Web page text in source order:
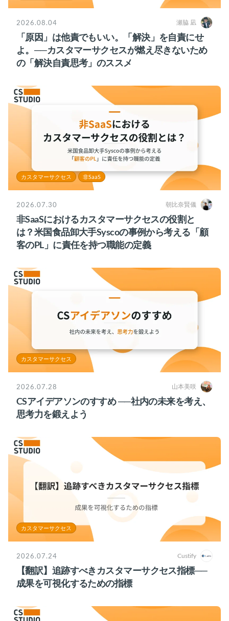
2026.08.04 瀬脇 凪
「原因」は他責でもいい。「解決」を自責にせ
よ。──カスタマーサクセスが燃え尽きないため
の「解決自責思考」のススメ
カスタマーサクセス 非SaaS
2026.07.30 朝比奈賢儀
非SaaSにおけるカスタマーサクセスの役割と
は？米国食品卸大手Syscoの事例から考える「顧
客のPL」に責任を持つ職能の定義
カスタマーサクセス
2026.07.28 山本美咲
CSアイデアソンのすすめ ──社内の未来を考え、
思考力を鍛えよう
カスタマーサクセス
2026.07.24 Custify
【翻訳】追跡すべきカスタマーサクセス指標──
成果を可視化するための指標